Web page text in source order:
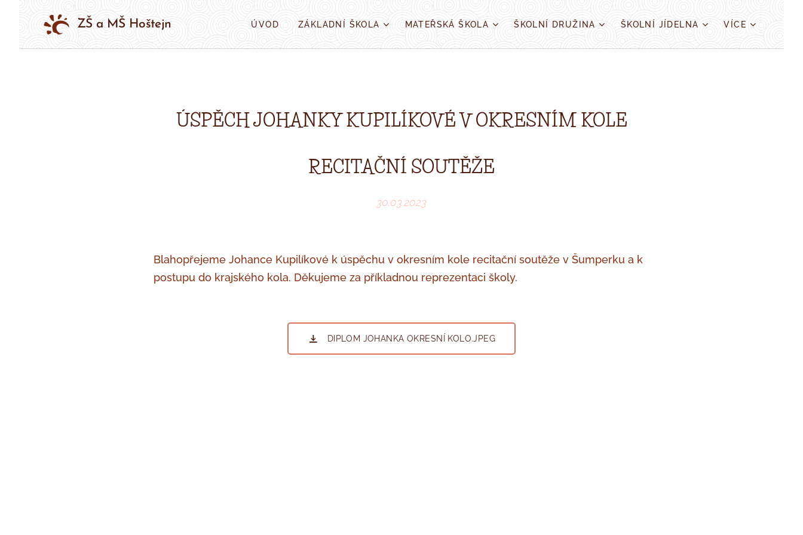
ZŠ a MŠ Hoštejn ÚVOD ZÁKLADNÍ ŠKOLA MATEŘSKÁ ŠKOLA ŠKOLNÍ DRUŽINA ŠKOLNÍ JÍDELNA VÍCE
ÚSPĚCH JOHANKY KUPILÍKOVÉ V OKRESNÍM KOLE
RECITAČNÍ SOUTĚŽE
30.03.2023
Blahopřejeme Johance Kupilíkové k úspěchu v okresním kole recitační soutěže v Šumperku a k
postupu do krajského kola. Děkujeme za příkladnou reprezentaci školy.
DIPLOM JOHANKA OKRESNÍ KOLO.JPEG